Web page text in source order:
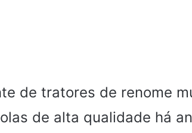
de tratores de renome
de alta qualidade há